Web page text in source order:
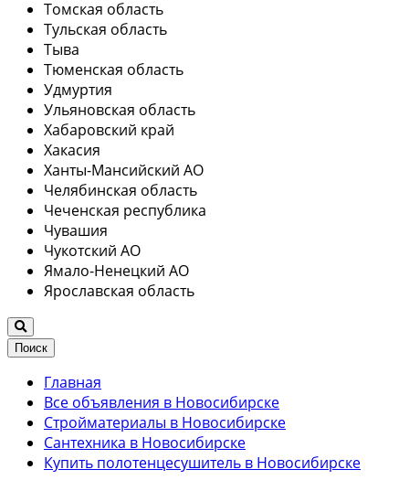
Томская область
Тульская область
Тыва
Тюменская область
Удмуртия
Ульяновская область
Хабаровский край
Хакасия
Ханты-Мансийский АО
Челябинская область
Чеченская республика
Чувашия
Чукотский АО
Ямало-Ненецкий АО
Ярославская область
Поиск
Главная
Все объявления в Новосибирске
Стройматериалы в Новосибирске
Сантехника в Новосибирске
Купить полотенцесушитель в Новосибирске